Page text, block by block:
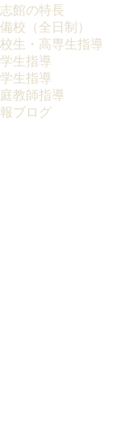
館の特長
校（全日制）
生・高専生指導
生指導
生指導
教師指導
ブログ